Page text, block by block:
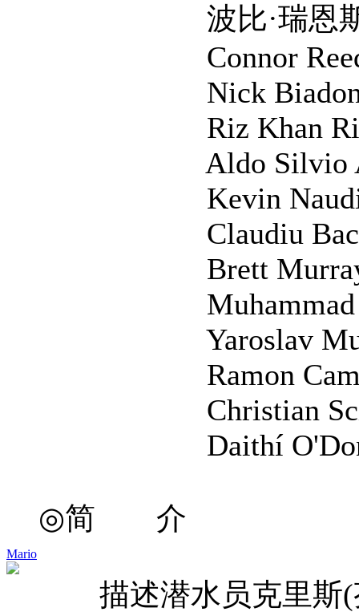
Mario
波比·瑞恩斯伯
Connor Reed
Nick Biadon
Riz Khan Riz
Aldo Silvio
Kevin Naudi
Claudiu Baciu
Brett Murray
Muhammad Arnini
Yaroslav Musii
Ramon Camilleri
Christian
Daithí O'Donnell
◎简 介
描述潜水员克里斯(芬